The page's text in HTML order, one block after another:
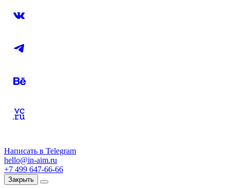
Написать в Telegram
hello@in-aim.ru
+7 499 647-66-66
Закрыть